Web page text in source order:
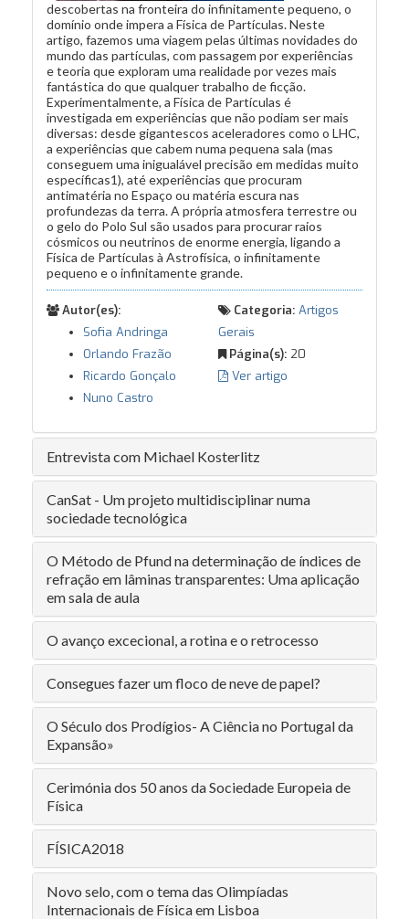
descobertas na fronteira do infinitamente pequeno, o
domínio onde impera a Física de Partículas. Neste
artigo, fazemos uma viagem pelas últimas novidades do
mundo das partículas, com passagem por experiências
e teoria que exploram uma realidade por vezes mais
fantástica do que qualquer trabalho de ficção.
Experimentalmente, a Física de Partículas é
investigada em experiências que não podiam ser mais
diversas: desde gigantescos aceleradores como o LHC,
a experiências que cabem numa pequena sala (mas
conseguem uma inigualável precisão em medidas muito
específicas1), até experiências que procuram
antimatéria no Espaço ou matéria escura nas
profundezas da terra. A própria atmosfera terrestre ou
o gelo do Polo Sul são usados para procurar raios
cósmicos ou neutrinos de enorme energia, ligando a
Física de Partículas à Astrofísica, o infinitamente
pequeno e o infinitamente grande.
Autor(es):
Sofia Andringa
Orlando Frazão
Ricardo Gonçalo
Nuno Castro
Categoria: Artigos
Gerais
Página(s): 20
Ver artigo
Entrevista com Michael Kosterlitz
CanSat - Um projeto multidisciplinar numa
sociedade tecnológica
O Método de Pfund na determinação de índices de
refração em lâminas transparentes: Uma aplicação
em sala de aula
O avanço excecional, a rotina e o retrocesso
Consegues fazer um floco de neve de papel?
O Século dos Prodígios- A Ciência no Portugal da
Expansão»
Cerimónia dos 50 anos da Sociedade Europeia de
Física
FÍSICA2018
Novo selo, com o tema das Olimpíadas
Internacionais de Física em Lisboa